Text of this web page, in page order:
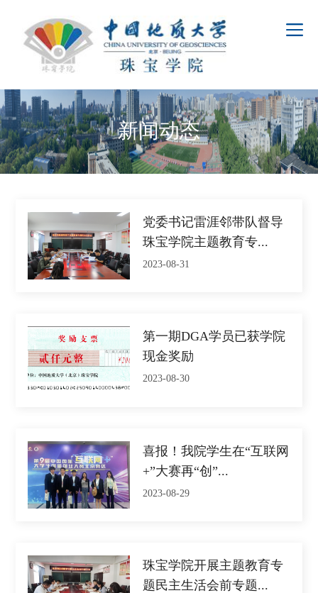
新闻动态
党委书记雷涯邻带队督导
珠宝学院主题教育专...
2023-08-31
第一期DGA学员已获学院
现金奖励
2023-08-30
喜报！我院学生在“互联网
+”大赛再“创”...
2023-08-29
珠宝学院开展主题教育专
题民主生活会前专题...